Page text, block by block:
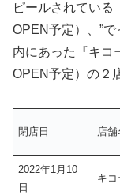
ピールされている
OPEN予定）、”
内にあった『キコ
OPEN予定）の２
閉店日 店舗
2022年1月10
日
キ